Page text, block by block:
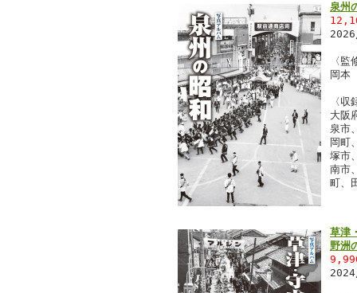
泉州
〈監
岡
〈収
大阪
泉市
岡町
塚市
南市
町、
草津
野洲